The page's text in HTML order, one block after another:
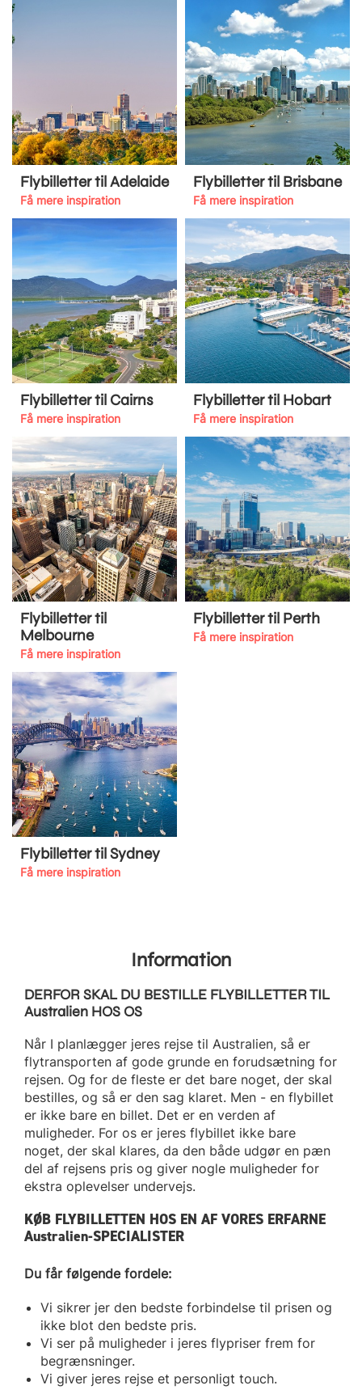
Flybilletter til Adelaide
Få mere inspiration
Flybilletter til Brisbane
Få mere inspiration
Flybilletter til Cairns
Få mere inspiration
Flybilletter til Hobart
Få mere inspiration
Flybilletter til
Melbourne
Få mere inspiration
Flybilletter til Perth
Få mere inspiration
Flybilletter til Sydney
Få mere inspiration
Information
DERFOR SKAL DU BESTILLE FLYBILLETTER TIL
Australien HOS OS
Når I planlægger jeres rejse til Australien, så er
flytransporten af gode grunde en forudsætning for
rejsen. Og for de fleste er det bare noget, der skal
bestilles, og så er den sag klaret. Men - en flybillet
er ikke bare en billet. Det er en verden af
muligheder. For os er jeres flybillet ikke bare
noget, der skal klares, da den både udgør en pæn
del af rejsens pris og giver nogle muligheder for
ekstra oplevelser undervejs.
KØB FLYBILLETTEN HOS EN AF VORES ERFARNE
Australien-SPECIALISTER
Du får følgende fordele:
Vi sikrer jer den bedste forbindelse til prisen og
ikke blot den bedste pris.
Vi ser på muligheder i jeres flypriser frem for
begrænsninger.
Vi giver jeres rejse et personligt touch.